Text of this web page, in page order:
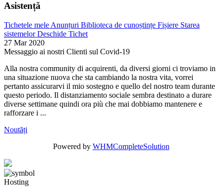
Asistență
Tichetele mele Anunțuri Biblioteca de cunoștințe Fișiere Starea
sistemelorDeschide Tichet
27 Mar 2020
Messaggio ai nostri Clienti sul Covid-19
Alla nostra community di acquirenti, da diversi giorni ci troviamo in
una situazione nuova che sta cambiando la nostra vita, vorrei
pertanto assicurarvi il mio sostegno e quello del nostro team durante
questo periodo. Il distanziamento sociale sembra destinato a durare
diverse settimane quindi ora più che mai dobbiamo mantenere e
rafforzare i ...
Noutăți
Powered by WHMCompleteSolution
Hosting